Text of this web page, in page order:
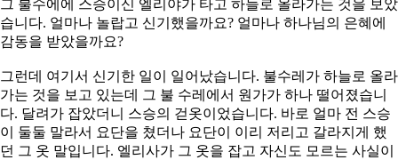
그 불수에에 스승이신 엘리야가 타고 하늘로 올라가는 것을 보았
습니다. 얼마나 놀랍고 신기했을까요? 얼마나 하나님의 은혜에
감동을 받았을까요?
그런데 여기서 신기한 일이 일어났습니다. 불수레가 하늘로 올라
가는 것을 보고 있는데 그 불 수레에서 원가가 하나 떨어졌습니
다. 달려가 잡았더니 스승의 걷옷이었습니다. 바로 얼마 전 스승
이 둘둘 말라서 요단을 쳤더나 요단이 이리 저리고 갈라지게 했
던 그 옷 말입니다. 엘리사가 그 옷을 잡고 자신도 모르는 사실이